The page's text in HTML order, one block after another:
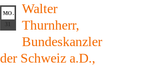
MO.
Walter
Thurnherr,
Bundeskanzler
der Schweiz a.D.,